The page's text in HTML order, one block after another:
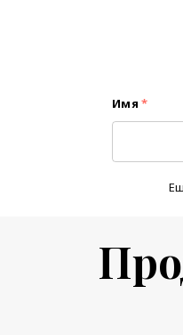
Имя *